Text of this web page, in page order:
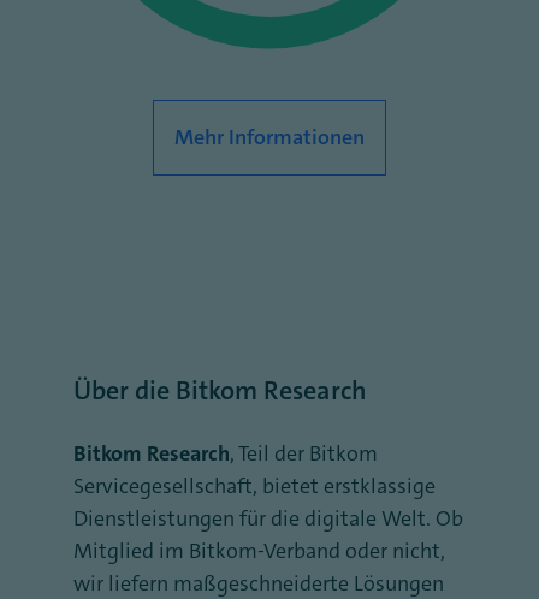
Mehr Informationen
Über die Bitkom Research
Bitkom Research, Teil der Bitkom
Servicegesellschaft, bietet erstklassige
Dienstleistungen für die digitale Welt. Ob
Mitglied im Bitkom-Verband oder nicht,
wir liefern maßgeschneiderte Lösungen